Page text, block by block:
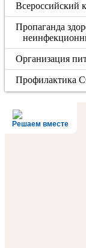
Всероссийский
Пропаганда
Организация
Профилактика
Решаем вместе